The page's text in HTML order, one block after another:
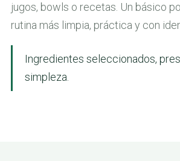
jugos, bowls o recetas. Un básico
rutina más limpia, práctica y con
Ingredientes seleccionados,
simpleza.